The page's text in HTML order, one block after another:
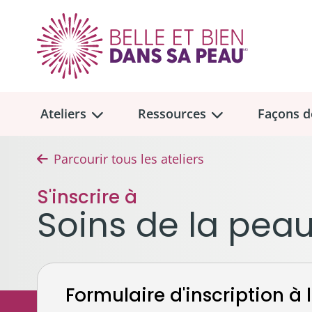
Ateliers
Aperçu des
Emplacement des ateliers en personne
Ressources
Soins de la peau et maquillage
Seins, soutiens-gorge et
Façons
Dons
À la
Parcourir tous les ateliers
S'inscrire à
Soins de la
Formulaire d'inscription à